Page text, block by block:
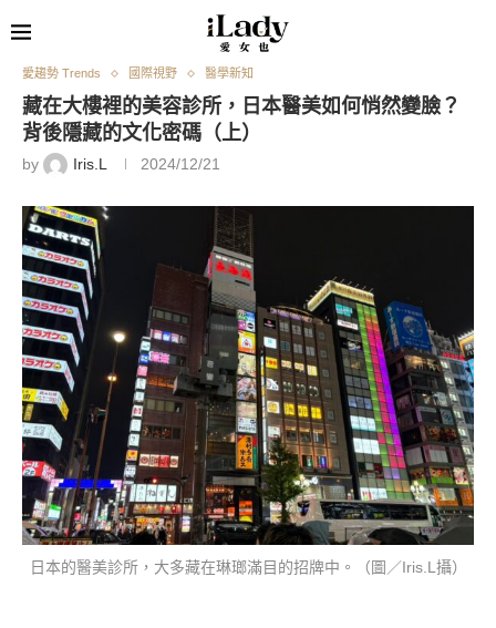
愛趨勢 Trends 國際視野 醫學新知
藏在大樓裡的美容診所，日本醫美如何悄然變臉？
背後隱藏的文化密碼（上）
by Iris.L 2024/12/21
日本的醫美診所，大多藏在琳瑯滿目的招牌中。（圖／Iris.L攝）